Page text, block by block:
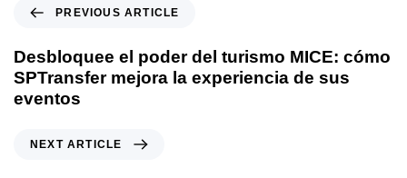
PREVIOUS ARTICLE
Desbloquee el poder del turismo MICE: cómo
SPTransfer mejora la experiencia de sus
eventos
NEXT ARTICLE